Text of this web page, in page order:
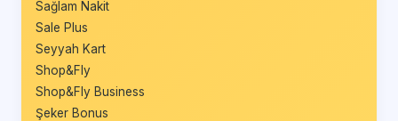
Sağlam Nakit
Sale Plus
Seyyah Kart
Shop&Fly
Shop&Fly Business
Şeker Bonus